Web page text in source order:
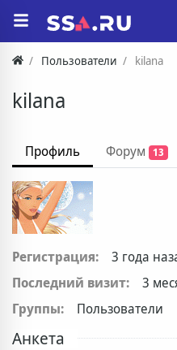
Пользователи kilana
kilana
Профиль Форум 13
Регистрация:
3 года
Последний визит:
3
Группы:
Пользователи
Анкета